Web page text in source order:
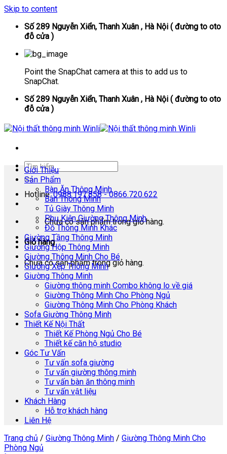
Skip to content
Số 289 Nguyễn Xiển, Thanh Xuân , Hà Nội ( đường to oto
đỗ cửa )
Point the SnapChat camera at this to add us to
SnapChat.
Số 289 Nguyễn Xiển, Thanh Xuân , Hà Nội ( đường to oto
đỗ cửa )
Hotline:0988.197.858 - 0866.720.622
Chưa có sản phẩm trong giỏ hàng.
Giỏ hàng
Chưa có sản phẩm trong giỏ hàng.
Giới Thiệu
Sản Phẩm
Bàn Ăn Thông Minh
Bàn Thông Minh
Tủ Giày Thông Minh
Phụ Kiện Giường Thông Minh
Đồ Thông Minh Khác
Giường Tầng Thông Minh
Giường Hộp Thông Minh
Giường Thông Minh Cho Bé
Giường Xếp Thông Minh
Giường Thông Minh
Giường thông minh Combo không lo về giá
Giường Thông Minh Cho Phòng Ngủ
Giường Thông Minh Cho Phòng Khách
Sofa Giường Thông Minh
Thiết Kế Nội Thất
Thiết Kế Phòng Ngủ Cho Bé
Thiết kế căn hộ studio
Góc Tư Vấn
Tư vấn sofa giường
Tư vấn giường thông minh
Tư vấn bàn ăn thông minh
Tư vấn vật liệu
Khách Hàng
Hỗ trợ khách hàng
Liên Hệ
Trang chủ / Giường Thông Minh / Giường Thông Minh Cho
Phòng Ngủ